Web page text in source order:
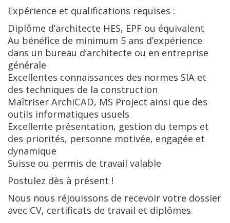
Expérience et qualifications requises :
Diplôme d’architecte HES, EPF ou équivalent
Au bénéfice de minimum 5 ans d’expérience
dans un bureau d’architecte ou en entreprise
générale
Excellentes connaissances des normes SIA et
des techniques de la construction
Maîtriser ArchiCAD, MS Project ainsi que des
outils informatiques usuels
Excellente présentation, gestion du temps et
des priorités, personne motivée, engagée et
dynamique
Suisse ou permis de travail valable
Postulez dès à présent !
Nous nous réjouissons de recevoir votre dossier
avec CV, certificats de travail et diplômes.